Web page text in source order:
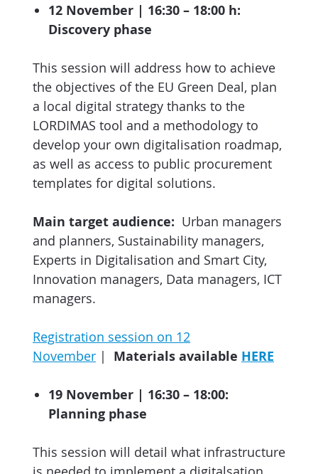
12 November | 16:30 – 18:00 h:
Discovery phase
This session will address how to achieve
the objectives of the EU Green Deal, plan
a local digital strategy thanks to the
LORDIMAS tool and a methodology to
develop your own digitalisation roadmap,
as well as access to public procurement
templates for digital solutions.
Main target audience: Urban managers
and planners, Sustainability managers,
Experts in Digitalisation and Smart City,
Innovation managers, Data managers, ICT
managers.
Registration session on 12
November | Materials available HERE
19 November | 16:30 – 18:00:
Planning phase
This session will detail what infrastructure